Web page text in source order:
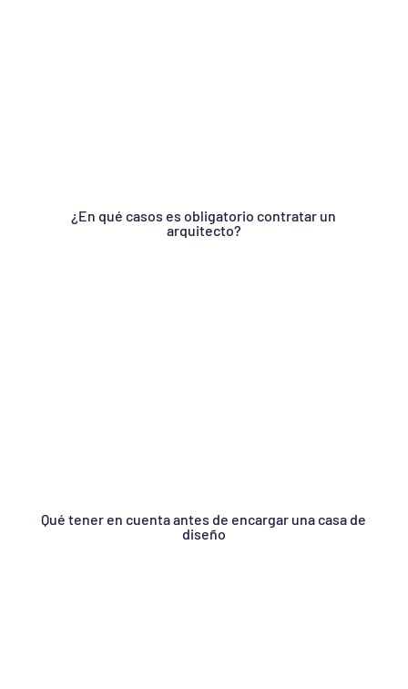
¿En qué casos es obligatorio contratar un
arquitecto?
Qué tener en cuenta antes de encargar una casa de
diseño